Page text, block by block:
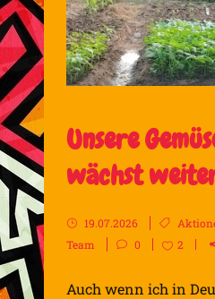
Unsere
wächst
19.07.2026
Team
0 2
Auch wenn ich in